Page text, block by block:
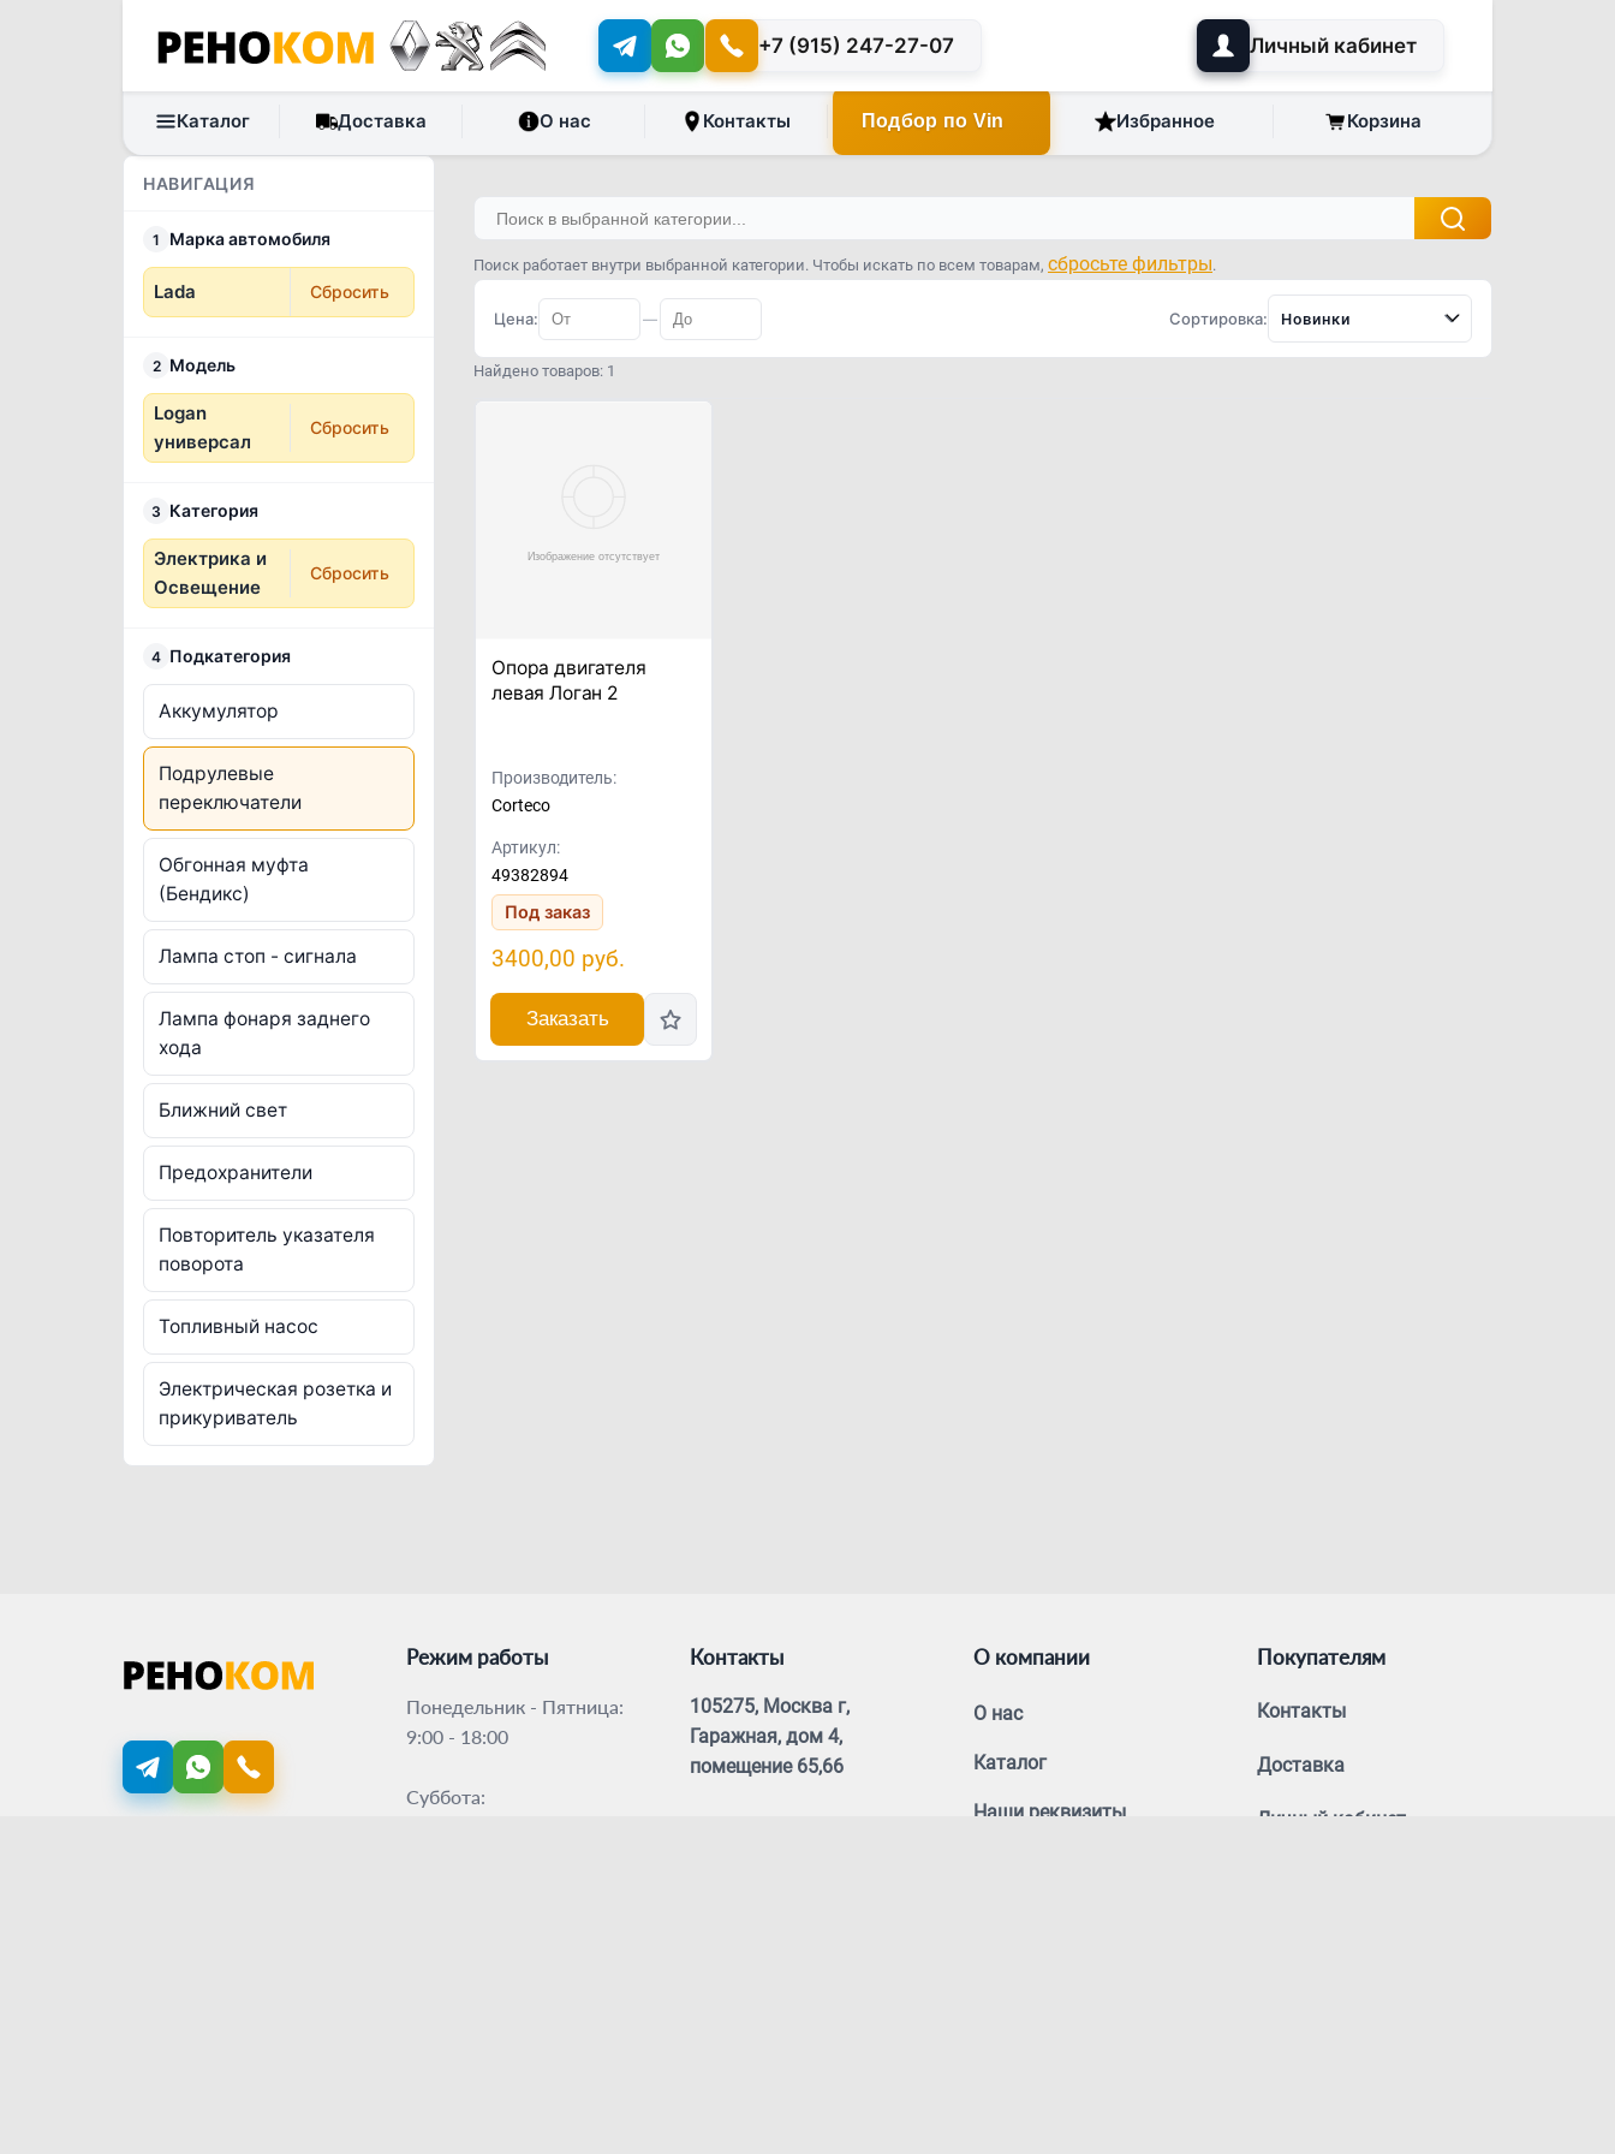
+7 (915) 247-27-07 Личный кабинет
Каталог Доставка О нас Контакты Подбор по Vin Избранное Корзина
НАВИГАЦИЯ
1 Марка автомобиля
Lada Сбросить
2 Модель
Logan
универсал
Сбросить
3 Категория
Электрика и
Освещение
Сбросить
4 Подкатегория
Аккумулятор
Подрулевые
переключатели
Обгонная муфта
(Бендикс)
Лампа стоп - сигнала
Лампа фонаря заднего
хода
Ближний свет
Предохранители
Повторитель указателя
поворота
Топливный насос
Электрическая розетка и
прикуриватель
Поиск работает внутри выбранной категории. Чтобы искать по всем товарам, сбросьте фильтры.
Цена: — Сортировка: Новинки
Найдено товаров: 1
Опора двигателя
левая Логан 2
Производитель:
Corteco
Артикул:
49382894
Под заказ
3400,00 руб.
Заказать
Режим работы
Понедельник - Пятница:
9:00 - 18:00
Суббота:
Контакты
105275, Москва г,
Гаражная, дом 4,
помещение 65,66
О компании
О нас
Каталог
Наши реквизиты
Покупателям
Контакты
Доставка
Личный кабинет